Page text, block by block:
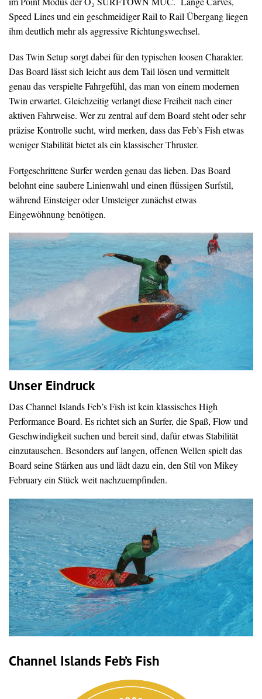
Speed Lines und ein geschmeidiger Rail to Rail Übergang liegen
ihm deutlich mehr als aggressive Richtungswechsel.
Das Twin Setup sorgt dabei für den typischen loosen Charakter.
Das Board lässt sich leicht aus dem Tail lösen und vermittelt
genau das verspielte Fahrgefühl, das man von einem modernen
Twin erwartet. Gleichzeitig verlangt diese Freiheit nach einer
aktiven Fahrweise. Wer zu zentral auf dem Board steht oder sehr
präzise Kontrolle sucht, wird merken, dass das Feb’s Fish etwas
weniger Stabilität bietet als ein klassischer Thruster.
Fortgeschrittene Surfer werden genau das lieben. Das Board
belohnt eine saubere Linienwahl und einen flüssigen Surfstil,
während Einsteiger oder Umsteiger zunächst etwas
Eingewöhnung benötigen.
Unser Eindruck
Das Channel Islands Feb’s Fish ist kein klassisches High
Performance Board. Es richtet sich an Surfer, die Spaß, Flow und
Geschwindigkeit suchen und bereit sind, dafür etwas Stabilität
einzutauschen. Besonders auf langen, offenen Wellen spielt das
Board seine Stärken aus und lädt dazu ein, den Stil von Mikey
February ein Stück weit nachzuempfinden.
Channel Islands Feb’s Fish